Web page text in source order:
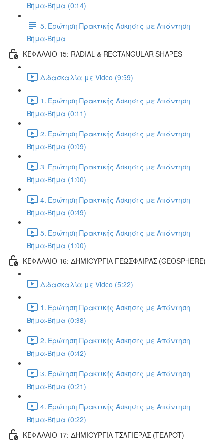
Βήμα-Βήμα (0:14)
5. Ερώτηση Πρακτικής Άσκησης με Απάντηση
Βήμα-Βήμα
ΚΕΦΑΛΑΙΟ 15: RADIAL & RECTANGULAR SHAPES
Διδασκαλία με Video (9:59)
1. Ερώτηση Πρακτικής Άσκησης με Απάντηση
Βήμα-Βήμα (0:11)
2. Ερώτηση Πρακτικής Άσκησης με Απάντηση
Βήμα-Βήμα (0:09)
3. Ερώτηση Πρακτικής Άσκησης με Απάντηση
Βήμα-Βήμα (1:00)
4. Ερώτηση Πρακτικής Άσκησης με Απάντηση
Βήμα-Βήμα (0:49)
5. Ερώτηση Πρακτικής Άσκησης με Απάντηση
Βήμα-Βήμα (1:00)
ΚΕΦΑΛΑΙΟ 16: ΔΗΜΙΟΥΡΓΙΑ ΓΕΩΣΦΑΙΡΑΣ (GEOSPHERE)
Διδασκαλία με Video (5:22)
1. Ερώτηση Πρακτικής Άσκησης με Απάντηση
Βήμα-Βήμα (0:38)
2. Ερώτηση Πρακτικής Άσκησης με Απάντηση
Βήμα-Βήμα (0:42)
3. Ερώτηση Πρακτικής Άσκησης με Απάντηση
Βήμα-Βήμα (0:21)
4. Ερώτηση Πρακτικής Άσκησης με Απάντηση
Βήμα-Βήμα (0:22)
ΚΕΦΑΛΑΙΟ 17: ΔΗΜΙΟΥΡΓΙΑ ΤΣΑΓΙΕΡΑΣ (TEAPOT)